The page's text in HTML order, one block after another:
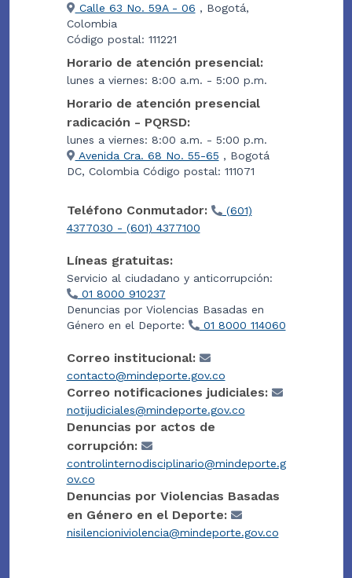
Calle 63 No. 59A - 06 , Bogotá,
Colombia
Código postal: 111221
Horario de atención presencial:
lunes a viernes: 8:00 a.m. - 5:00 p.m.
Horario de atención presencial
radicación - PQRSD:
lunes a viernes: 8:00 a.m. - 5:00 p.m.
Avenida Cra. 68 No. 55-65 , Bogotá
DC, Colombia Código postal: 111071
Teléfono Conmutador:
(601)
4377030 - (601) 4377100
Líneas gratuitas:
Servicio al ciudadano y anticorrupción:
01 8000 910237
Denuncias por Violencias Basadas en
Género en el Deporte:
01 8000 114060
Correo institucional:
contacto@mindeporte.gov.co
Correo notificaciones judiciales:
notijudiciales@mindeporte.gov.co
Denuncias por actos de
corrupción:
controlinternodisciplinario@mindeporte.g
ov.co
Denuncias por Violencias Basadas
en Género en el Deporte:
nisilencioniviolencia@mindeporte.gov.co